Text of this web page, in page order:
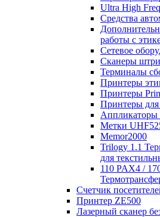
Ultra High
Средства
работы с
Сетевое
Сканеры
Терминалы
Принтеры
Принтеры
Принтеры для
Аппликаторы
Метки
Memor2000
Trilogy 1.1
для
110 PAX4 /
Счетчик
Принтер ZE500
Лазерный сканер